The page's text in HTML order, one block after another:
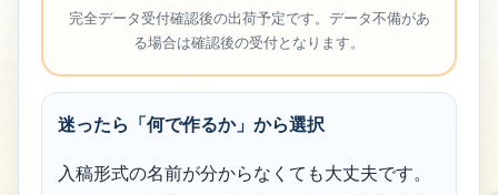
完全データ受付確認後の出荷予定です。データ不備があ
る場合は確認後の受付となります。
迷ったら「何で作るか」から選択
入稿形式の名前が分からなくても大丈夫です。